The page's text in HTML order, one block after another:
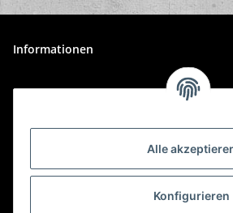
Informationen
Gesetzliche Informationen
* Alle Preise inkl. gesetzlicher USt., zzgl.Versand
Alle
Konfigurieren